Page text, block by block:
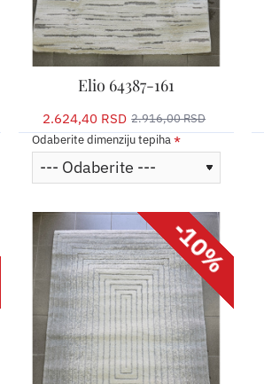
Elio 64387-161
2.624,40 RSD 2.916,00 RSD
Odaberite dimenziju tepiha
-10%